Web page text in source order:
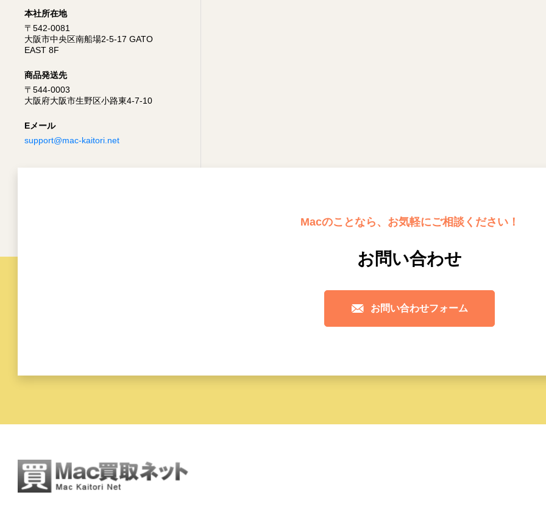
本社所在地
〒542-0081
大阪市中央区南船場2-5-17 GATO
EAST 8F
商品発送先
〒544-0003
大阪府大阪市生野区小路東4-7-10
Eメール
support@mac-kaitori.net
Macのことなら、お気軽にご相談ください！
お問い合わせ
お問い合わせフォーム